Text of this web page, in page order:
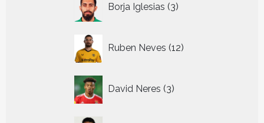
Borja Iglesias 3
producten
Ruben Neves 12
producten
David Neres 3
producten